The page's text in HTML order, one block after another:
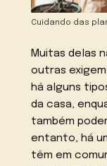
Cuidando das
Muitas delas
outras
há alguns
da casa,
também
entanto, há
têm em